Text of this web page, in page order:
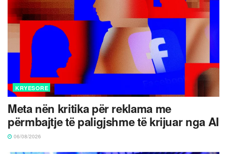
KRYESORE
Meta nën kritika për reklama me
përmbajtje të paligjshme të krijuar nga AI
06/08/2026